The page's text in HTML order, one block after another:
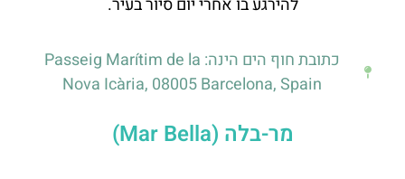
כתובת חוף הים הינה: Passeig Marítim de la
Nova Icària, 08005 Barcelona, Spain
מר-בלה (Mar Bella)